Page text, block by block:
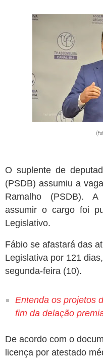
oportunidades incluem Mãe
Prefeitura paraibana abre
chegam a R$ 6 mil
Pedra da Boca vira passarela
Jul 08, 2026
Reis e Rainhas do forró serão
Jul 07, 2026 ExpoSerra
Câmara Municipal de Tacima
O suplente de
(PSDB) assumiu a
Ramalho (PSDB). A
assumir o cargo foi
Legislativo.
Fábio se afastará das
Legislativa por 121
segunda-feira (10).
Entenda os projetos
fim da delação
De acordo com o
licença por atestado